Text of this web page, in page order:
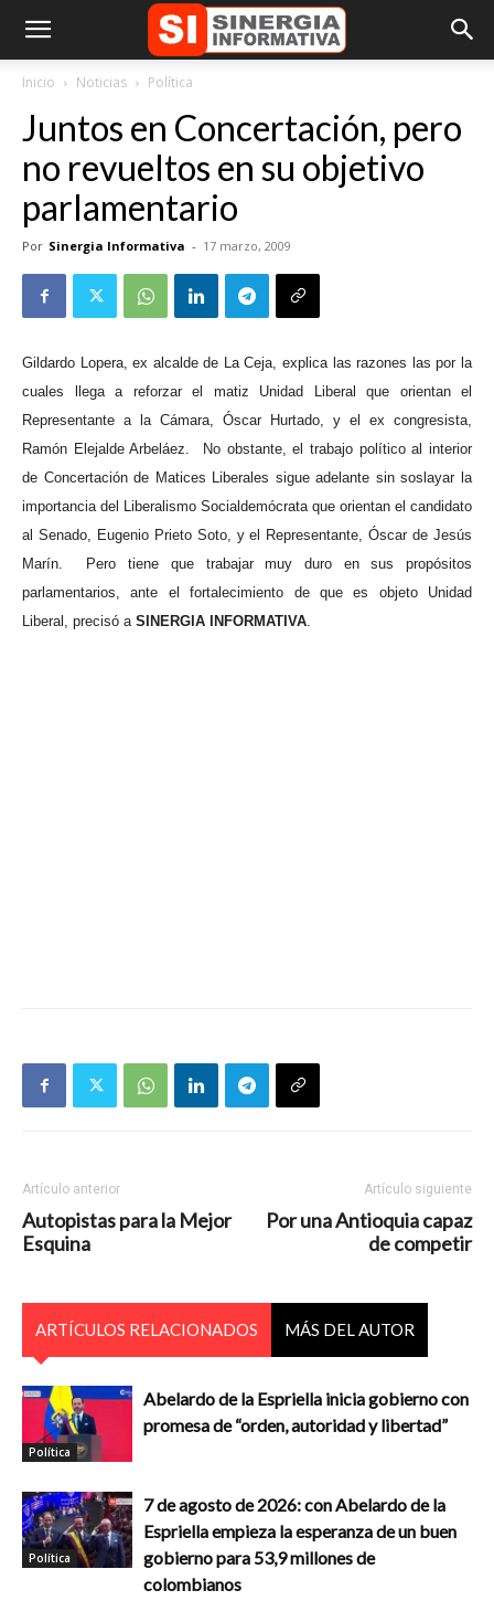
Inicio Noticias Política
Juntos en Concertación, pero
no revueltos en su objetivo
parlamentario
Por Sinergia Informativa - 17 marzo, 2009
Gildardo Lopera, ex alcalde de La Ceja, explica las razones las por la
cuales llega a reforzar el matiz Unidad Liberal que orientan el
Representante a la Cámara, Óscar Hurtado, y el ex congresista,
Ramón Elejalde Arbeláez.
No obstante, el trabajo político al interior
de Concertación de Matices Liberales sigue adelante sin soslayar la
importancia del Liberalismo Socialdemócrata que orientan el candidato
al Senado, Eugenio Prieto Soto, y el Representante, Óscar de Jesús
Marín.
Pero tiene que trabajar muy duro en sus propósitos
parlamentarios, ante el fortalecimiento de que es objeto Unidad
Liberal, precisó a SINERGIA INFORMATIVA.
Artículo anterior
Autopistas para la Mejor
Esquina
Artículo siguiente
Por una Antioquia capaz
de competir
ARTÍCULOS RELACIONADOS MÁS DEL AUTOR
Política
Abelardo de la Espriella inicia gobierno con
promesa de “orden, autoridad y libertad”
Política
7 de agosto de 2026: con Abelardo de la
Espriella empieza la esperanza de un buen
gobierno para 53,9 millones de
colombianos